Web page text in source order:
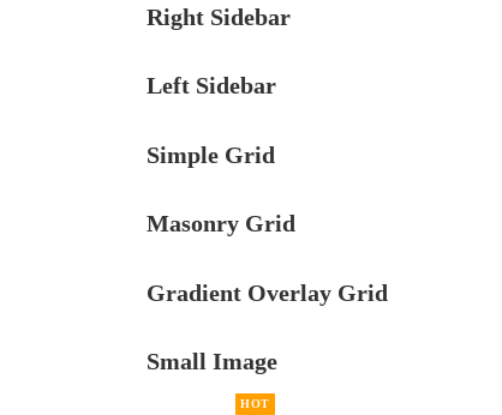
Right Sidebar
Left Sidebar
Simple Grid
Masonry Grid
Gradient Overlay Grid
Small Image
HOT